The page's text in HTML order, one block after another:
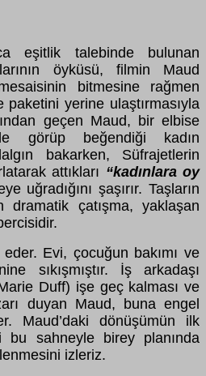
eşitlik talebinde bulunan
öyküsü, filmin Maud
bitmesine rağmen
yerine ulaştırmasıyla
geçen Maud, bir elbise
görüp beğendiği kadın
bakarken, Süfrajetlerin
attıkları “kadınlara oy
uğradığını şaşırır. Taşların
dramatik çatışma, yaklaşan
Evi, çocuğun bakımı ve
sıkışmıştır. İş arkadaşı
Duff) işe geç kalması ve
duyan Maud, buna engel
Maud’daki dönüşümün ilk
bu sahneyle birey planında
izleriz.